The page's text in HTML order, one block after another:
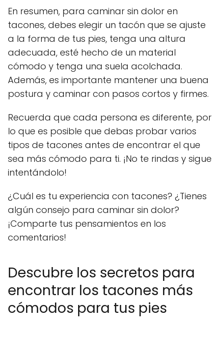
En resumen, para caminar sin dolor en
tacones, debes elegir un tacón que se ajuste
a la forma de tus pies, tenga una altura
adecuada, esté hecho de un material
cómodo y tenga una suela acolchada.
Además, es importante mantener una buena
postura y caminar con pasos cortos y firmes.
Recuerda que cada persona es diferente, por
lo que es posible que debas probar varios
tipos de tacones antes de encontrar el que
sea más cómodo para ti. ¡No te rindas y sigue
intentándolo!
¿Cuál es tu experiencia con tacones? ¿Tienes
algún consejo para caminar sin dolor?
¡Comparte tus pensamientos en los
comentarios!
Descubre los secretos para
encontrar los tacones más
cómodos para tus pies